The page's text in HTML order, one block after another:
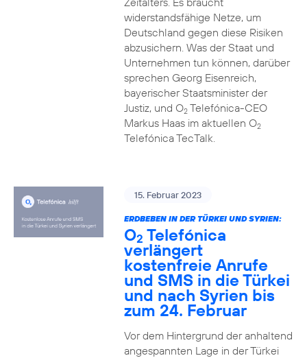
widerstandsfähige Netze, um
Deutschland gegen diese Risiken
abzusichern. Was der Staat und
Unternehmen tun können, darüber
sprechen Georg Eisenreich,
bayerischer Staatsminister der
Justiz, und O2Telefónica-CEO
Markus Haas im aktuellen O2
Telefónica TecTalk.
15. Februar 2023
ERDBEBEN IN DER TÜRKEI UND SYRIEN:
O2 Telefónica
verlängert
kostenfreie Anrufe
und SMS in die Türkei
und nach Syrien bis
zum 24. Februar
Vor dem Hintergrund der anhaltend
angespannten Lage in der Türkei